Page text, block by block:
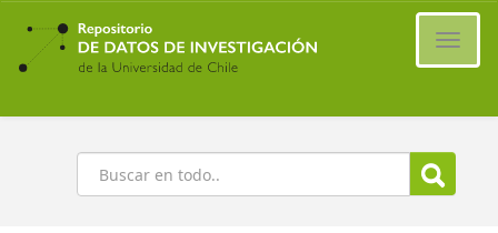
Ir
contenido
principal
Buscar